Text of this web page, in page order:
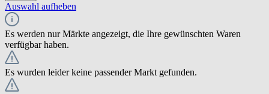
Auswahl aufheben
Es werden nur Märkte angezeigt, die Ihre gewünschten Waren
verfügbar haben.
Es wurden leider keine passender Markt gefunden.